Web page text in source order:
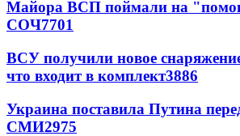
Майора ВСП поймали на
СОЧ7701
ВСУ получили новое
что входит в комплект3886
Украина поставила Путина
СМИ2975